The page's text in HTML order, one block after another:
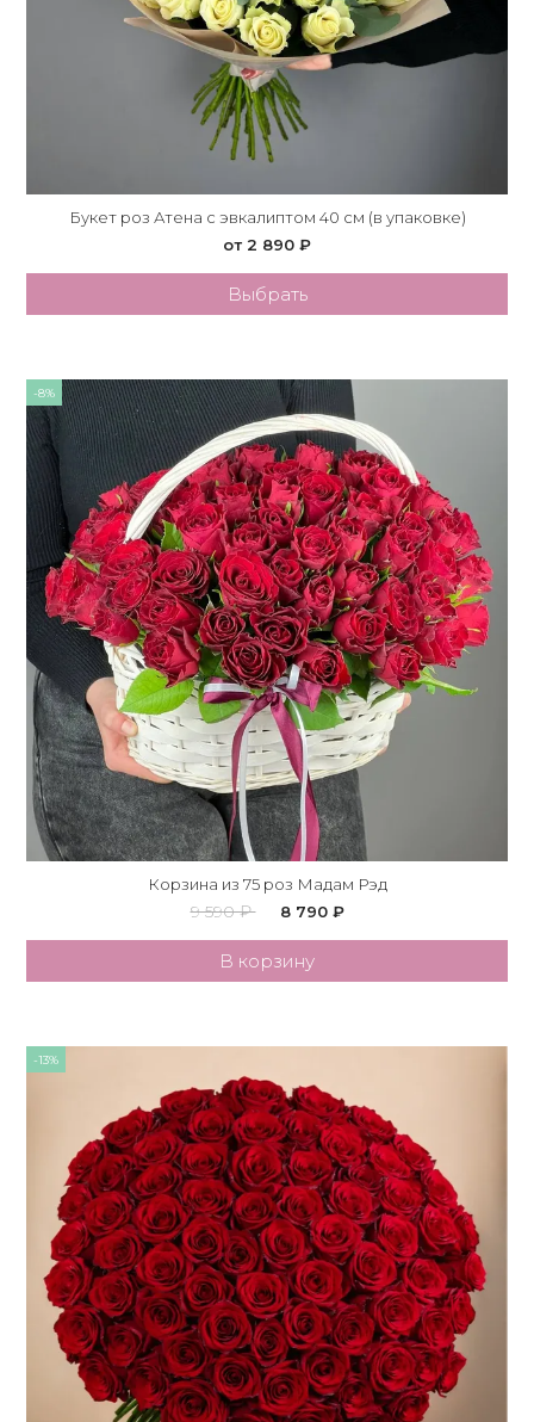
Букет роз Атена с эвкалиптом 40 см (в упаковке)
от 2 890 ₽
Выбрать
-8%
Корзина из 75 роз Мадам Рэд
9 590 ₽ 8 790 ₽
В корзину
-13%